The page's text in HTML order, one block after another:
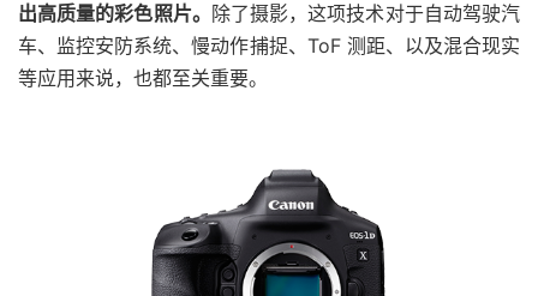
出高质量的彩色照片。 除了摄影，这项技术对于自动驾驶汽
车、监控安防系统、慢动作捕捉、ToF 测距、以及混合现实
等应用来说，也都至关重要。